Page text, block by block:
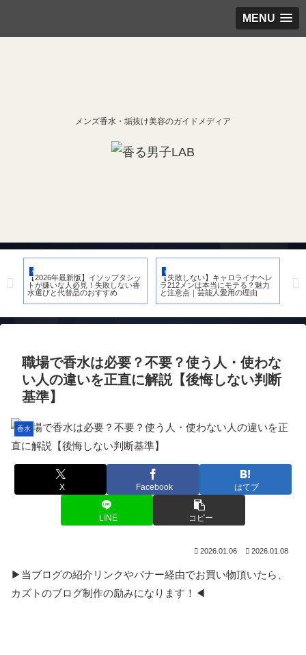
MENU
メンズ香水・垢抜け美容のガイドメディア
香水
【2026年最新版】イソップタシッ
トが嫌いな人必見！失敗しない香
水選びと代替品のおすすめ
香水
【失敗しない】キャロライナヘレ
ラ212メンは本当にモテる？魅力
と注意点｜芸能人愛用の理由
お
職場で香水は必要？不要？使う人・使わな
い人の違いを正直に解説【後悔しない判断
基準】
香水
X Facebook はてブ
LINE コピー
2026.01.06 2026.01.08
▶当ブログの紹介リンクやバナー経由でお買い物頂いたら、
カズトのブログ制作の励みになります！◀